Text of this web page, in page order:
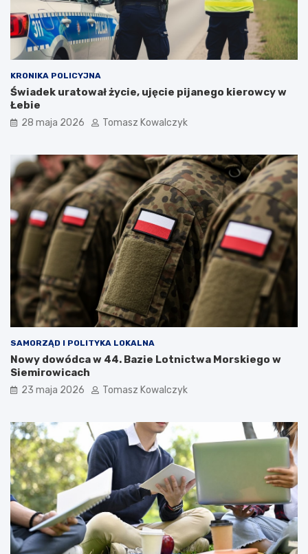
KRONIKA POLICYJNA
Świadek uratował życie, ujęcie pijanego kierowcy w
Łebie
28 maja 2026 Tomasz Kowalczyk
SAMORZĄD I POLITYKA LOKALNA
Nowy dowódca w 44. Bazie Lotnictwa Morskiego w
Siemirowicach
23 maja 2026 Tomasz Kowalczyk